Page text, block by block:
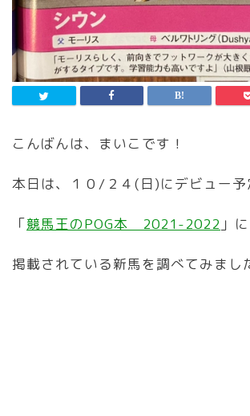
こんばんは、まいこです！
本日は、１０/２４(日)にデビュー予
「競馬王のPOG本 2021-2022 」に
掲載されている新馬を調べてみまし